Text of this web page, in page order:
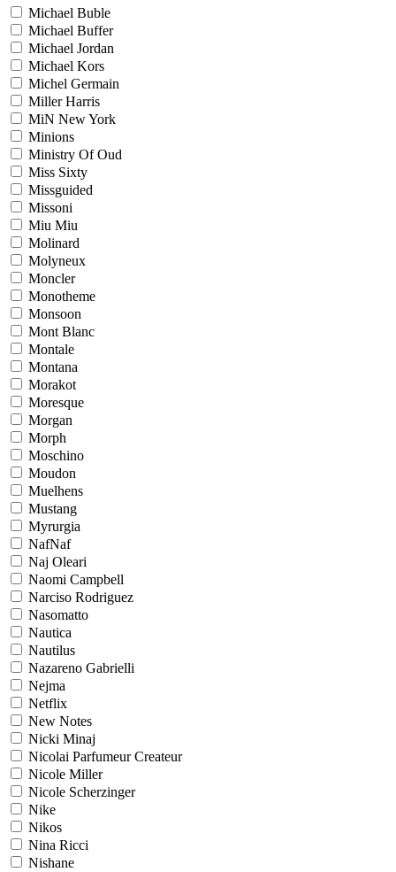
Michael Buble
Michael Buffer
Michael Jordan
Michael Kors
Michel Germain
Miller Harris
MiN New York
Minions
Ministry Of Oud
Miss Sixty
Missguided
Missoni
Miu Miu
Molinard
Molyneux
Moncler
Monotheme
Monsoon
Mont Blanc
Montale
Montana
Morakot
Moresque
Morgan
Morph
Moschino
Moudon
Muelhens
Mustang
Myrurgia
NafNaf
Naj Oleari
Naomi Campbell
Narciso Rodriguez
Nasomatto
Nautica
Nautilus
Nazareno Gabrielli
Nejma
Netflix
New Notes
Nicki Minaj
Nicolai Parfumeur Createur
Nicole Miller
Nicole Scherzinger
Nike
Nikos
Nina Ricci
Nishane